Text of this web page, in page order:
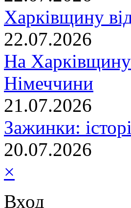
Харківщину
22.07.2026
На Харківщину
Німеччини
21.07.2026
Зажинки:
20.07.2026
×
Вход